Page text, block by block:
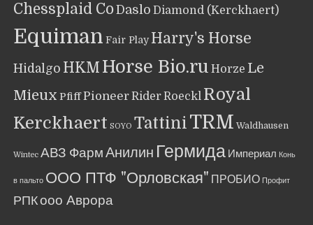
Chessplaid CoDaslo Diamond (Kerckhaert)
Equiman Fair Play Harry's Horse
Hidalgo HKM Horse Bio.ru Horze Le
Mieux PfiffPioneerRiderRoeckl Royal
Kerckhaert SOYO TattiniTRM Waldhausen
Wintec АВЗ ФармАнилин Гермида Империал Конь
в пальто ООО ПТФ "Орловская" ПРОБИО Профит
РПКооо Аврора